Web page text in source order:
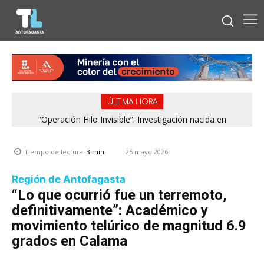
ÚLTIMA HORA
“Operación Hilo Invisible”: Investigación nacida en
Tiempo de lectura: 3 min. 25 mayo 2026
Región de Antofagasta
“Lo que ocurrió fue un terremoto,
definitivamente”: Académico y
movimiento telúrico de magnitud 6.9
grados en Calama